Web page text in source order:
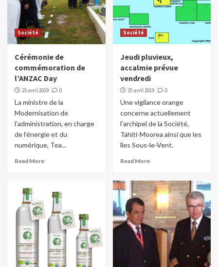
Société
Cérémonie de
commémoration de
l’ANZAC Day
25 avril 2019 0
La ministre de la
Modernisation de
l’administration, en charge
de l’énergie et du
numérique, Tea...
Read More
Société
Jeudi pluvieux,
accalmie prévue
vendredi
25 avril 2019 0
Une vigilance orange
concerne actuellement
l’archipel de la Société,
Tahiti-Moorea ainsi que les
îles Sous-le-Vent.
Read More